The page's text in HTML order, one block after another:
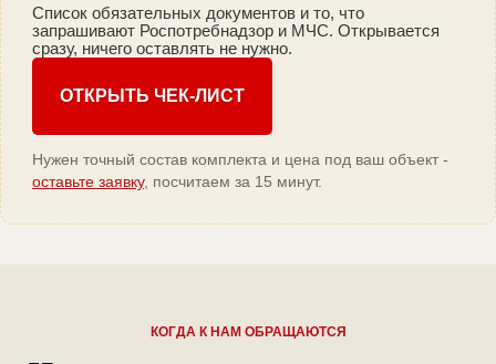
Список обязательных документов и то, что
запрашивают Роспотребнадзор и МЧС. Открывается
сразу, ничего оставлять не нужно.
ОТКРЫТЬ ЧЕК-ЛИСТ
Нужен точный состав комплекта и цена под ваш объект -
оставьте заявку, посчитаем за 15 минут.
КОГДА К НАМ ОБРАЩАЮТСЯ